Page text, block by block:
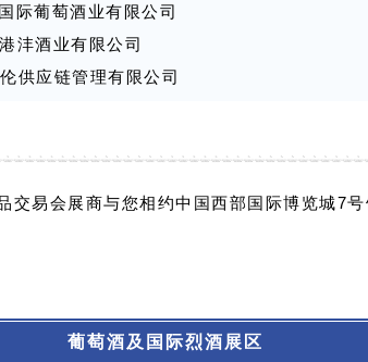
应链有限公司
有限公司
宁北境健康科技有限公司
州过隐文化发展有限公司
岛）旅游发展有限公司
葡萄酒业有限公司
沣酒业有限公司
供应链管理有限公司
健康产业发展有限公司
易会展商与您相约中国西部国际博览城7号
葡萄酒及国际烈酒 展区